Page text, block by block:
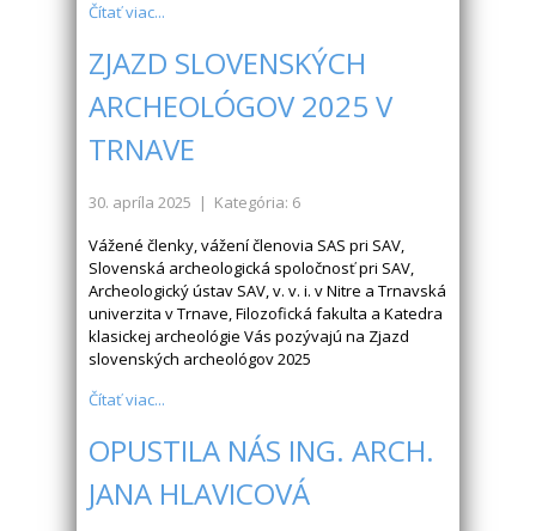
Čítať viac...
ZJAZD SLOVENSKÝCH
ARCHEOLÓGOV 2025 V
TRNAVE
30. apríla 2025 | Kategória: 6
Vážené členky, vážení členovia SAS pri SAV,
Slovenská archeologická spoločnosť pri SAV,
Archeologický ústav SAV, v. v. i. v Nitre a Trnavská
univerzita v Trnave, Filozofická fakulta a Katedra
klasickej archeológie Vás pozývajú na Zjazd
slovenských archeológov 2025
Čítať viac...
OPUSTILA NÁS ING. ARCH.
JANA HLAVICOVÁ